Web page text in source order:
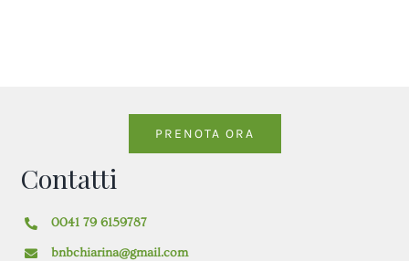
PRENOTA ORA
Contatti
0041 79 6159787
bnbchiarina@gmail.com